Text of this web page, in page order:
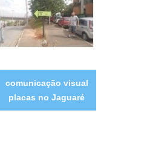
comunicação visual
placas no Jaguaré